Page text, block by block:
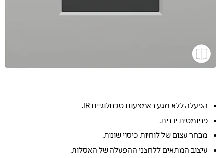
הפעלה ללא מגע באמצעות טכנולוגיית IR.
פניומטית ידנית.
מבחר עצום של לוחיות כיסוי שונות.
עיצוב המתאים ללחצני ההפעלה של האסלות.